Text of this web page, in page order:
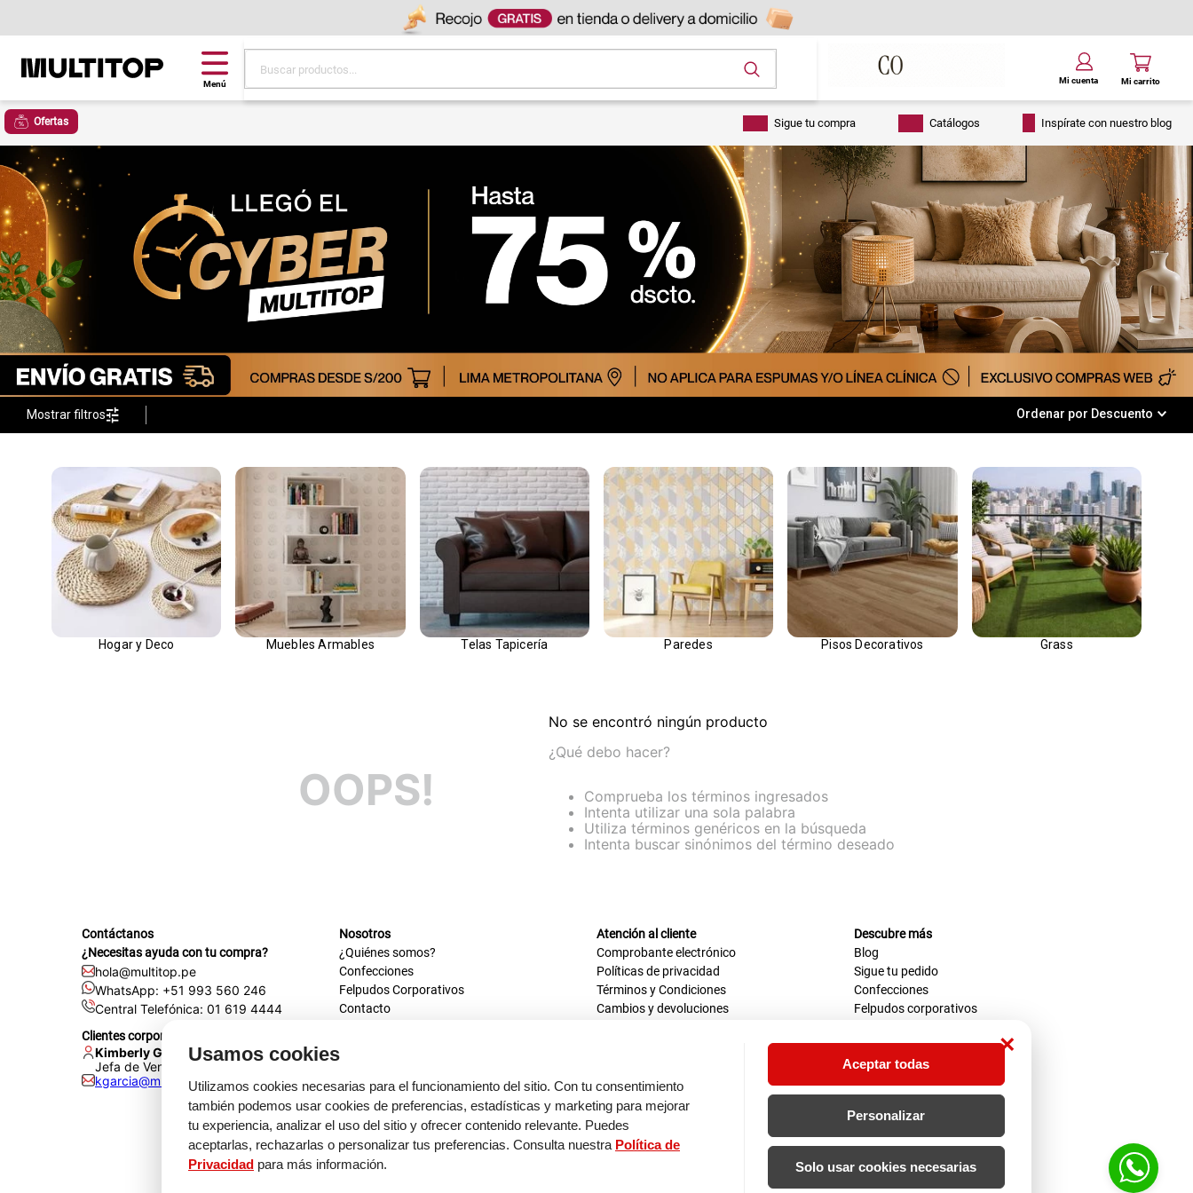
×
Usamos cookies
Utilizamos cookies necesarias para el funcionamiento del sitio. Con tu consentimiento
también podemos usar cookies de preferencias, estadísticas y marketing para mejorar
tu experiencia, analizar el uso del sitio y ofrecer contenido relevante. Puedes
aceptarlas, rechazarlas o personalizar tus preferencias. Consulta nuestra Política de
Privacidad para más información.
Aceptar todas
Personalizar
Solo usar cookies necesarias
Ofertas Sigue tu compra Catálogos Inspírate con nuestro blog
Mostrar filtros Ordenar por Descuento
Hogar y Deco Muebles Armables Telas Tapicería Paredes Pisos Decorativos Grass
OOPS!
No se encontró ningún producto
¿Qué debo hacer?
Comprueba los términos ingresados
Intenta utilizar una sola palabra
Utiliza términos genéricos en la búsqueda
Intenta buscar sinónimos del término deseado
Contáctanos
¿Necesitas ayuda con tu compra?
hola@multitop.pe
WhatsApp: +51 993 560 246
Central Telefónica: 01 619 4444
Clientes corporativos
Kimberly Garcia
Jefa de Ventas Empresas
kgarcia@multitop.pe
Nosotros
¿Quiénes somos?
Confecciones
Felpudos Corporativos
Contacto
Tienda física
Av. Iquitos 670 - 699, La Victoria
L-S: 8:00 a.m. - 6:30 p.m.
Feriados: 9:00 a.m. - 5:00 p.m.
Atención al cliente
Comprobante electrónico
Políticas de privacidad
Términos y Condiciones
Cambios y devoluciones
Descubre más
Blog
Sigue tu pedido
Confecciones
Felpudos corporativos
puff
espuma
tela
lona
cojin
pisos